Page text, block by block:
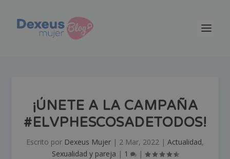
¡ÚNETE A LA CAMPAÑA
#ELVPHESCOSADETODOS!
Escrito por Dexeus Mujer | 2 Mar, 2022 | Actualidad,
Sexualidad y pareja | 1 |